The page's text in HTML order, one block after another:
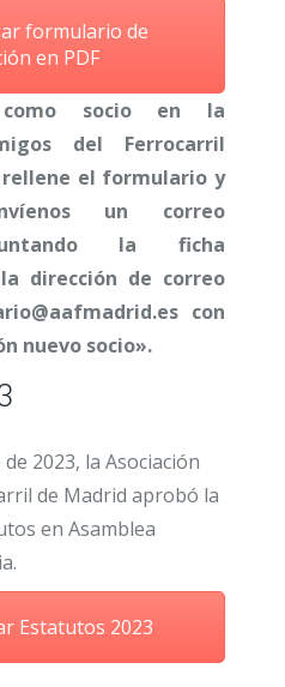
formulario de
en PDF
como socio en la
del Ferrocarril
rellene el formulario y
un correo
la ficha
dirección de correo
con
nuevo socio».
2023, la Asociación
de Madrid aprobó la
en Asamblea
Estatutos 2023